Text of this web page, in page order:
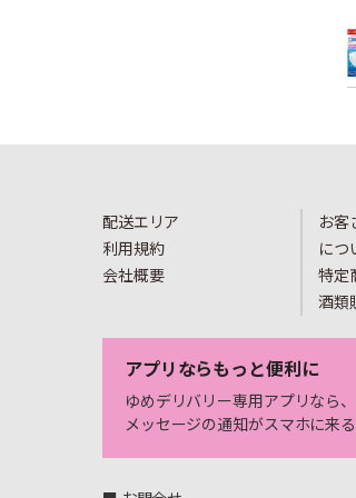
配送エリア
利用規約
会社概要
お客
につ
特定
酒類
アプリならもっと便利に
ゆめデリバリー専用アプリなら、
メッセージの通知がスマホに来